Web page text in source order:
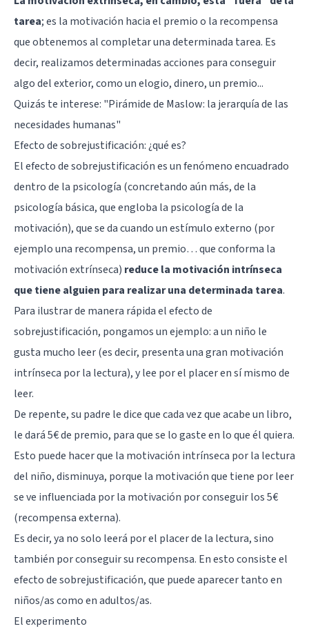
tarea; es la motivación hacia el premio o la recompensa
que obtenemos al completar una determinada tarea. Es
decir, realizamos determinadas acciones para conseguir
algo del exterior, como un elogio, dinero, un premio...
Quizás te interese: "Pirámide de Maslow: la jerarquía de las
necesidades humanas"
Efecto de sobrejustificación: ¿qué es?
El efecto de sobrejustificación es un fenómeno encuadrado
dentro de la psicología (concretando aún más, de la
psicología básica, que engloba la psicología de la
motivación), que se da cuando un estímulo externo (por
ejemplo una recompensa, un premio… que conforma la
motivación extrínseca) reduce la motivación intrínseca
que tiene alguien para realizar una determinada tarea.
Para ilustrar de manera rápida el efecto de
sobrejustificación, pongamos un ejemplo: a un niño le
gusta mucho leer (es decir, presenta una gran motivación
intrínseca por la lectura), y lee por el placer en sí mismo de
leer.
De repente, su padre le dice que cada vez que acabe un libro,
le dará 5€ de premio, para que se lo gaste en lo que él quiera.
Esto puede hacer que la motivación intrínseca por la lectura
del niño, disminuya, porque la motivación que tiene por leer
se ve influenciada por la motivación por conseguir los 5€
(recompensa externa).
Es decir, ya no solo leerá por el placer de la lectura, sino
también por conseguir su recompensa. En esto consiste el
efecto de sobrejustificación, que puede aparecer tanto en
niños/as como en adultos/as.
El experimento